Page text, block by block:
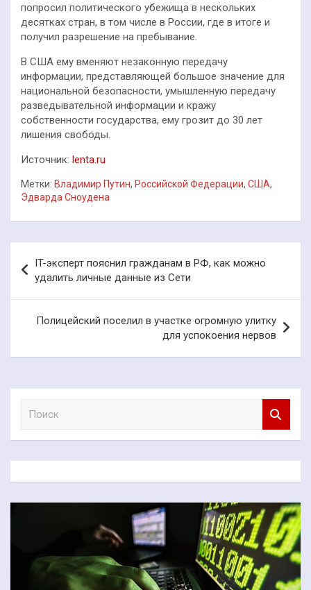
попросил политического убежища в нескольких
десятках стран, в том числе в России, где в итоге и
получил разрешение на пребывание.
В США ему вменяют незаконную передачу
информации, представляющей большое значение для
национальной безопасности, умышленную передачу
разведывательной информации и кражу
собственности государства, ему грозит до 30 лет
лишения свободы.
Источник: lenta.ru
Метки: Владимир Путин, Российской Федерации, США,
Эдварда Сноудена
по
записям
IT-эксперт пояснил гражданам в РФ, как можно
удалить личные данные из Сети
Полицейский поселил в участке огромную улитку
для успокоения нервов
к